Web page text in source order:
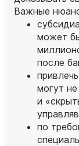
Важные
может
после
могут
и
по